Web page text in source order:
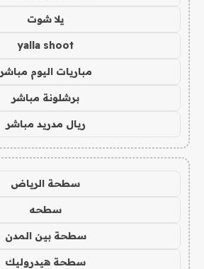
يلا شوت
yalla shoot
مباريات اليوم مباشر
برشلونة مباشر
ريال مدريد مباشر
سطحة الرياض
سطحه
سطحة بين المدن
سطحة هيدروليك